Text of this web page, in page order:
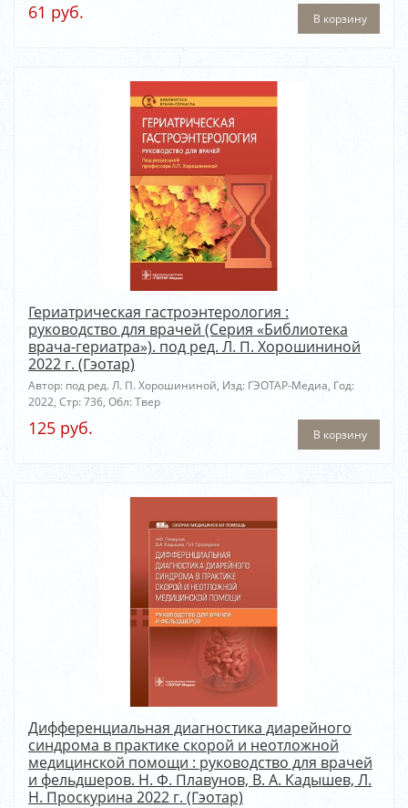
61 руб. В корзину
Гериатрическая гастроэнтерология :
руководство для врачей (Серия «Библиотека
врача-гериатра»). под ред. Л. П. Хорошининой
2022 г. (Гэотар)
Автор: под ред. Л. П. Хорошининой, Изд: ГЭОТАР-Медиа, Год:
2022, Стр: 736, Обл: Твер
125 руб. В корзину
Дифференциальная диагностика диарейного
синдрома в практике скорой и неотложной
медицинской помощи : руководство для врачей
и фельдшеров. Н. Ф. Плавунов, В. А. Кадышев, Л.
Н. Проскурина 2022 г. (Гэотар)